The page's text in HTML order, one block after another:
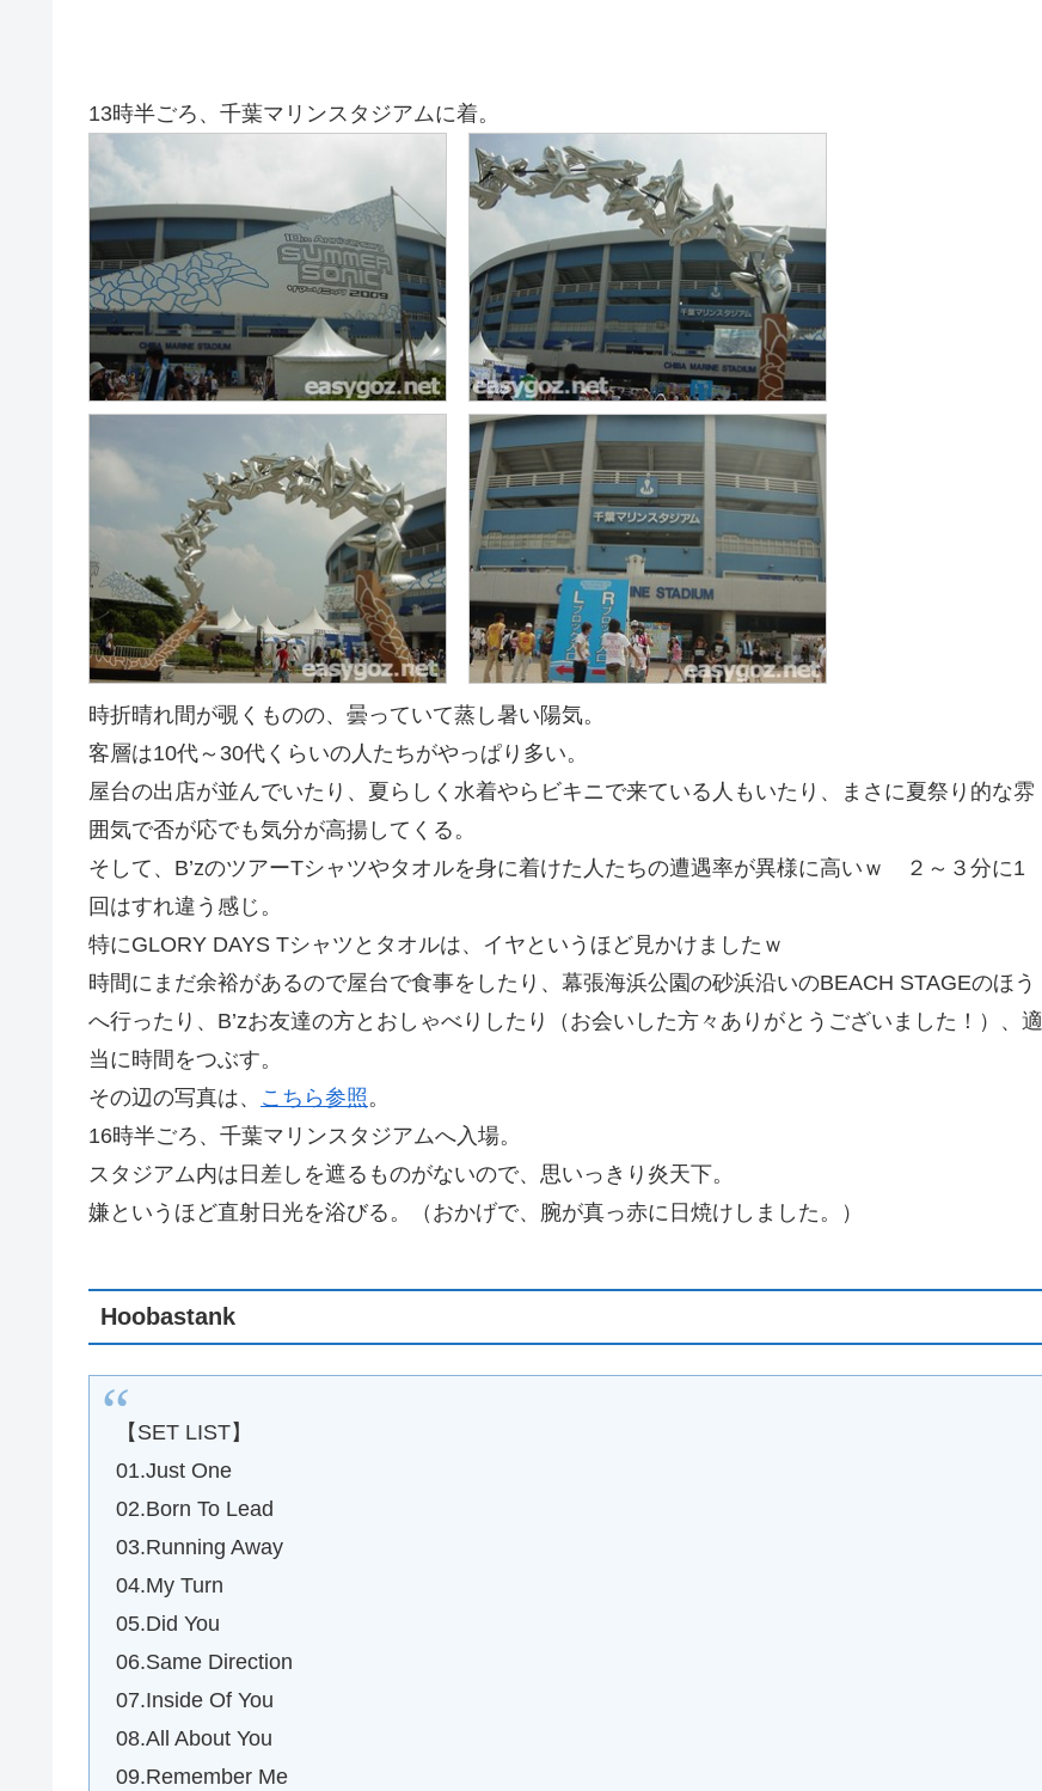
13時半ごろ、千葉マリンスタジアムに着。
時折晴れ間が覗くものの、曇っていて蒸し暑い陽気。
客層は10代～30代くらいの人たちがやっぱり多い。
屋台の出店が並んでいたり、夏らしく水着やらビキニで来ている人もいたり、まさに夏祭り的な雰
囲気で否が応でも気分が高揚してくる。
そして、B’zのツアーTシャツやタオルを身に着けた人たちの遭遇率が異様に高いｗ ２～３分に1
回はすれ違う感じ。
特にGLORY DAYS Tシャツとタオルは、イヤというほど見かけましたｗ
時間にまだ余裕があるので屋台で食事をしたり、幕張海浜公園の砂浜沿いのBEACH STAGEのほう
へ行ったり、B’zお友達の方とおしゃべりしたり（お会いした方々ありがとうございました！）、適
当に時間をつぶす。
その辺の写真は、 こちら参照 。
16時半ごろ、千葉マリンスタジアムへ入場。
スタジアム内は日差しを遮るものがないので、思いっきり炎天下。
嫌というほど直射日光を浴びる。（おかげで、腕が真っ赤に日焼けしました。）
Hoobastank
【SET LIST】
01.Just One
02.Born To Lead
03.Running Away
04.My Turn
05.Did You
06.Same Direction
07.Inside Of You
08.All About You
09.Remember Me